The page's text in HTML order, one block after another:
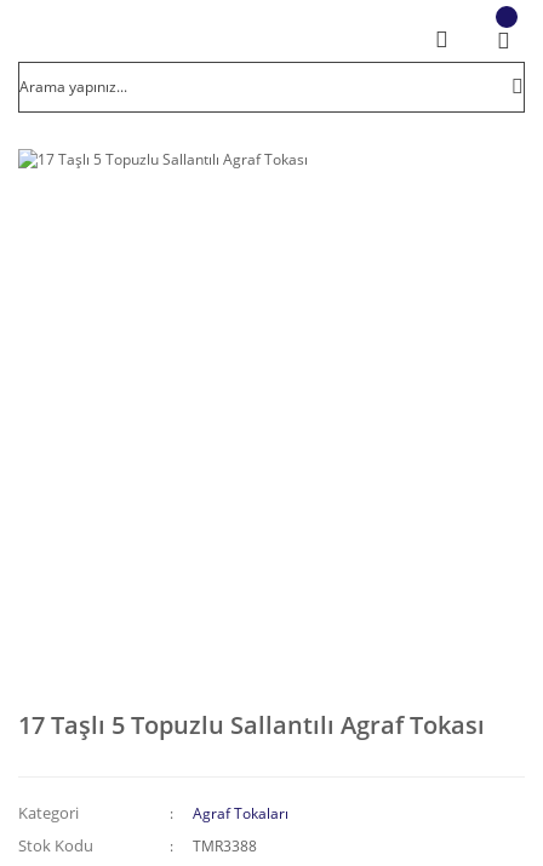
17 Taşlı 5 Topuzlu Sallantılı Agraf Tokası
Kategori Agraf Tokaları
Stok Kodu TMR3388